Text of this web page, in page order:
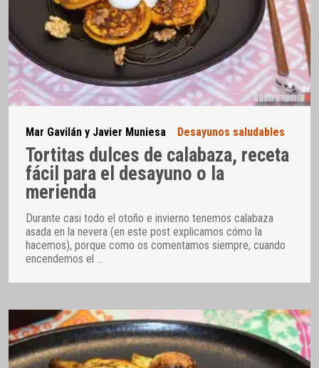
Mar Gavilán y Javier Muniesa Desayunos saludables
Tortitas dulces de calabaza, receta
fácil para el desayuno o la
merienda
Durante casi todo el otoño e invierno tenemos calabaza
asada en la nevera (en este post explicamos cómo la
hacemos), porque como os comentamos siempre, cuando
encendemos el …